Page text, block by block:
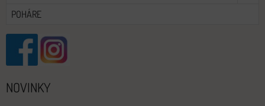
POHÁRE
NOVINKY